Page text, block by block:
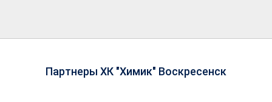
Партнеры ХК "Химик" Воскресенск